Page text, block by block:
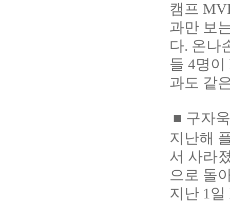
캠프
과만 보
다. 온나
들 4명
과도 같
■ 구자
지난해
서 사라
으로 돌
지난 1